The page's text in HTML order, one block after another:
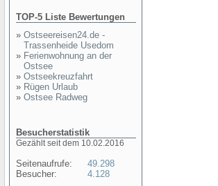
TOP-5 Liste Bewertungen
» Ostseereisen24.de -
Trassenheide Usedom
» Ferienwohnung an der
Ostsee
» Ostseekreuzfahrt
» Rügen Urlaub
» Ostsee Radweg
Besucherstatistik
Gezählt seit dem 10.02.2016
Seitenaufrufe:
Besucher:
49.298
4.128